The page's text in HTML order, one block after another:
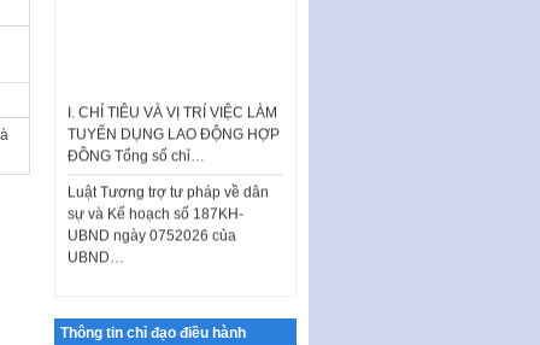
TUYỂN DỤNG LAO ĐỘNG HỢP
ĐỒNG Tổng số chỉ…
sự và Kế hoạch số 187KH-
UBND ngày 0752026 của
UBND…
thành phố Hà Nội
Thông tin chỉ đạo điều hành